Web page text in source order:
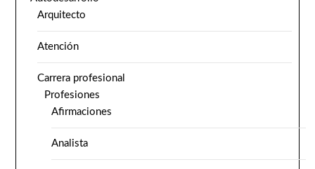
Arquitecto
Atención
Carrera profesional
Profesiones
Afirmaciones
Analista